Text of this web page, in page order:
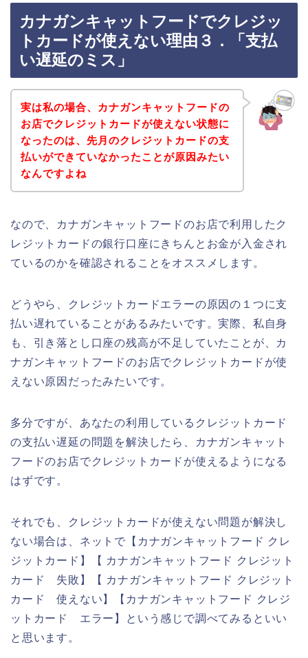
カナガンキャットフードでクレジッ
トカードが使えない理由３．「支払
い遅延のミス」
実は私の場合、カナガンキャットフードの
お店でクレジットカードが使えない状態に
なったのは、先月のクレジットカードの支
払いができていなかったことが原因みたい
なんですよね
なので、カナガンキャットフードのお店で利用したク
レジットカードの銀行口座にきちんとお金が入金され
ているのかを確認されることをオススメします。
どうやら、クレジットカードエラーの原因の１つに支
払い遅れていることがあるみたいです。実際、私自身
も、引き落とし口座の残高が不足していたことが、カ
ナガンキャットフードのお店でクレジットカードが使
えない原因だったみたいです。
多分ですが、あなたの利用しているクレジットカード
の支払い遅延の問題を解決したら、カナガンキャット
フードのお店でクレジットカードが使えるようになる
はずです。
それでも、クレジットカードが使えない問題が解決し
ない場合は、ネットで【カナガンキャットフード クレ
ジットカード】【 カナガンキャットフード クレジット
カード 失敗】【 カナガンキャットフード クレジット
カード 使えない】【カナガンキャットフード クレジ
ットカード エラー】という感じで調べてみるといい
と思います。